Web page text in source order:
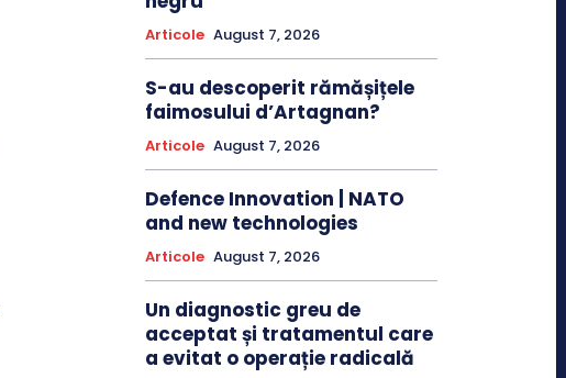
Articole August 7, 2026
S-au descoperit rămășițele
faimosului d’Artagnan?
Articole August 7, 2026
Defence Innovation | NATO
and new technologies
Articole August 7, 2026
Un diagnostic greu de
acceptat și tratamentul care
a evitat o operație radicală